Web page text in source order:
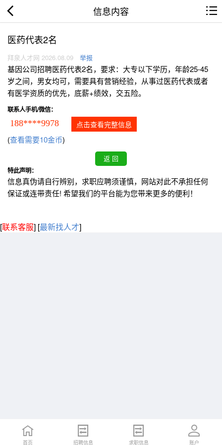
信息内容
医药代表2名
拜泉人才网 2026.08.09 举报
基因公司招聘医药代表2名，要求：大专以下学历，年龄25-45
岁之间，男女均可，需要具有营销经验，从事过医药代表或者
有医学资质的优先，底薪+绩效，交五险。
联系人手机/微信：
188****9978 点击查看完整信息
(查看需要10金币)
特此声明：
信息真伪请自行辨别，求职应聘须谨慎，网站对此不承担任何
保证或连带责任! 希望我们的平台能为您带来更多的便利！
[联系客服] [最新找人才]
首页 招聘信息 求职信息 账户